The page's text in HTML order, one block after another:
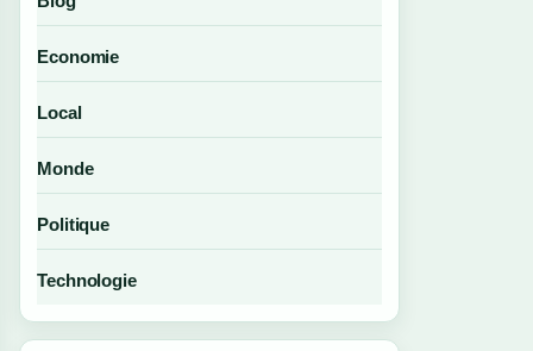
Economie
Local
Monde
Politique
Technologie